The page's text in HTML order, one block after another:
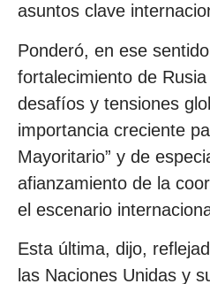
asuntos clave
Ponderó, en ese
fortalecimiento de
desafíos y tensiones
importancia creciente
Mayoritario” y de
afianzamiento de la
el escenario
Esta última, dijo,
las Naciones Unidas y